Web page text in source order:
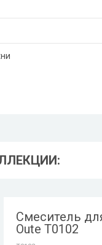
Смеситель
Oute T0102